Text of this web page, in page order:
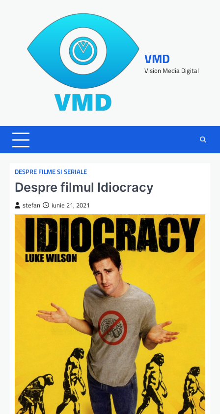
VMD
Vision Media Digital
DESPRE FILME SI SERIALE
Despre filmul Idiocracy
stefan iunie 21, 2021